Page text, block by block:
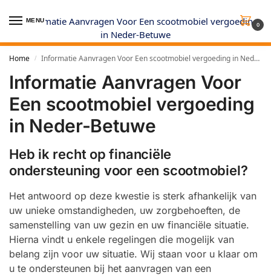
MENU
0
Home / Informatie Aanvragen Voor Een scootmobiel vergoeding in Neder-Betuwe
Informatie Aanvragen Voor
Een scootmobiel vergoeding
in Neder-Betuwe
Heb ik recht op financiële
ondersteuning voor een scootmobiel?
Het antwoord op deze kwestie is sterk afhankelijk van
uw unieke omstandigheden, uw zorgbehoeften, de
samenstelling van uw gezin en uw financiële situatie.
Hierna vindt u enkele regelingen die mogelijk van
belang zijn voor uw situatie. Wij staan voor u klaar om
u te ondersteunen bij het aanvragen van een